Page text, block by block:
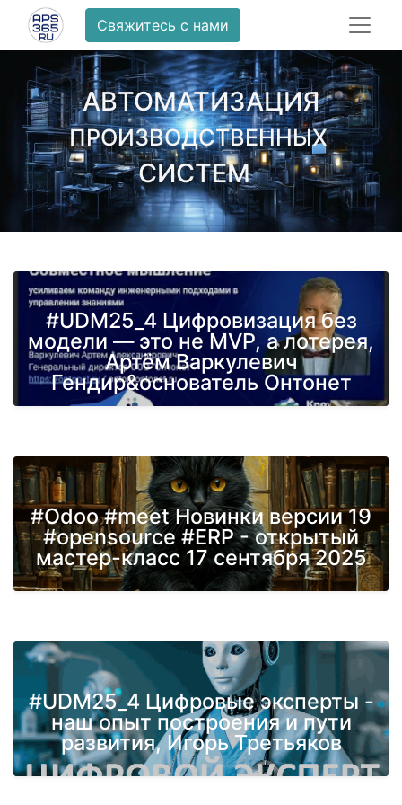
Свяжитесь с нами
АВТОМАТИЗАЦИЯ
ПРОИЗВОДСТВЕННЫХ
СИСТЕМ
#UDM25_4 Цифровизация без
модели — это не MVP, а лотерея,
Артём Варкулевич
Гендир&основатель Онтонет
#Odoo #meet Новинки версии 19
#opensource #ERP - открытый
мастер-класс 17 сентября 2025
#UDM25_4 Цифровые эксперты -
наш опыт построения и пути
развития, Игорь Третьяков